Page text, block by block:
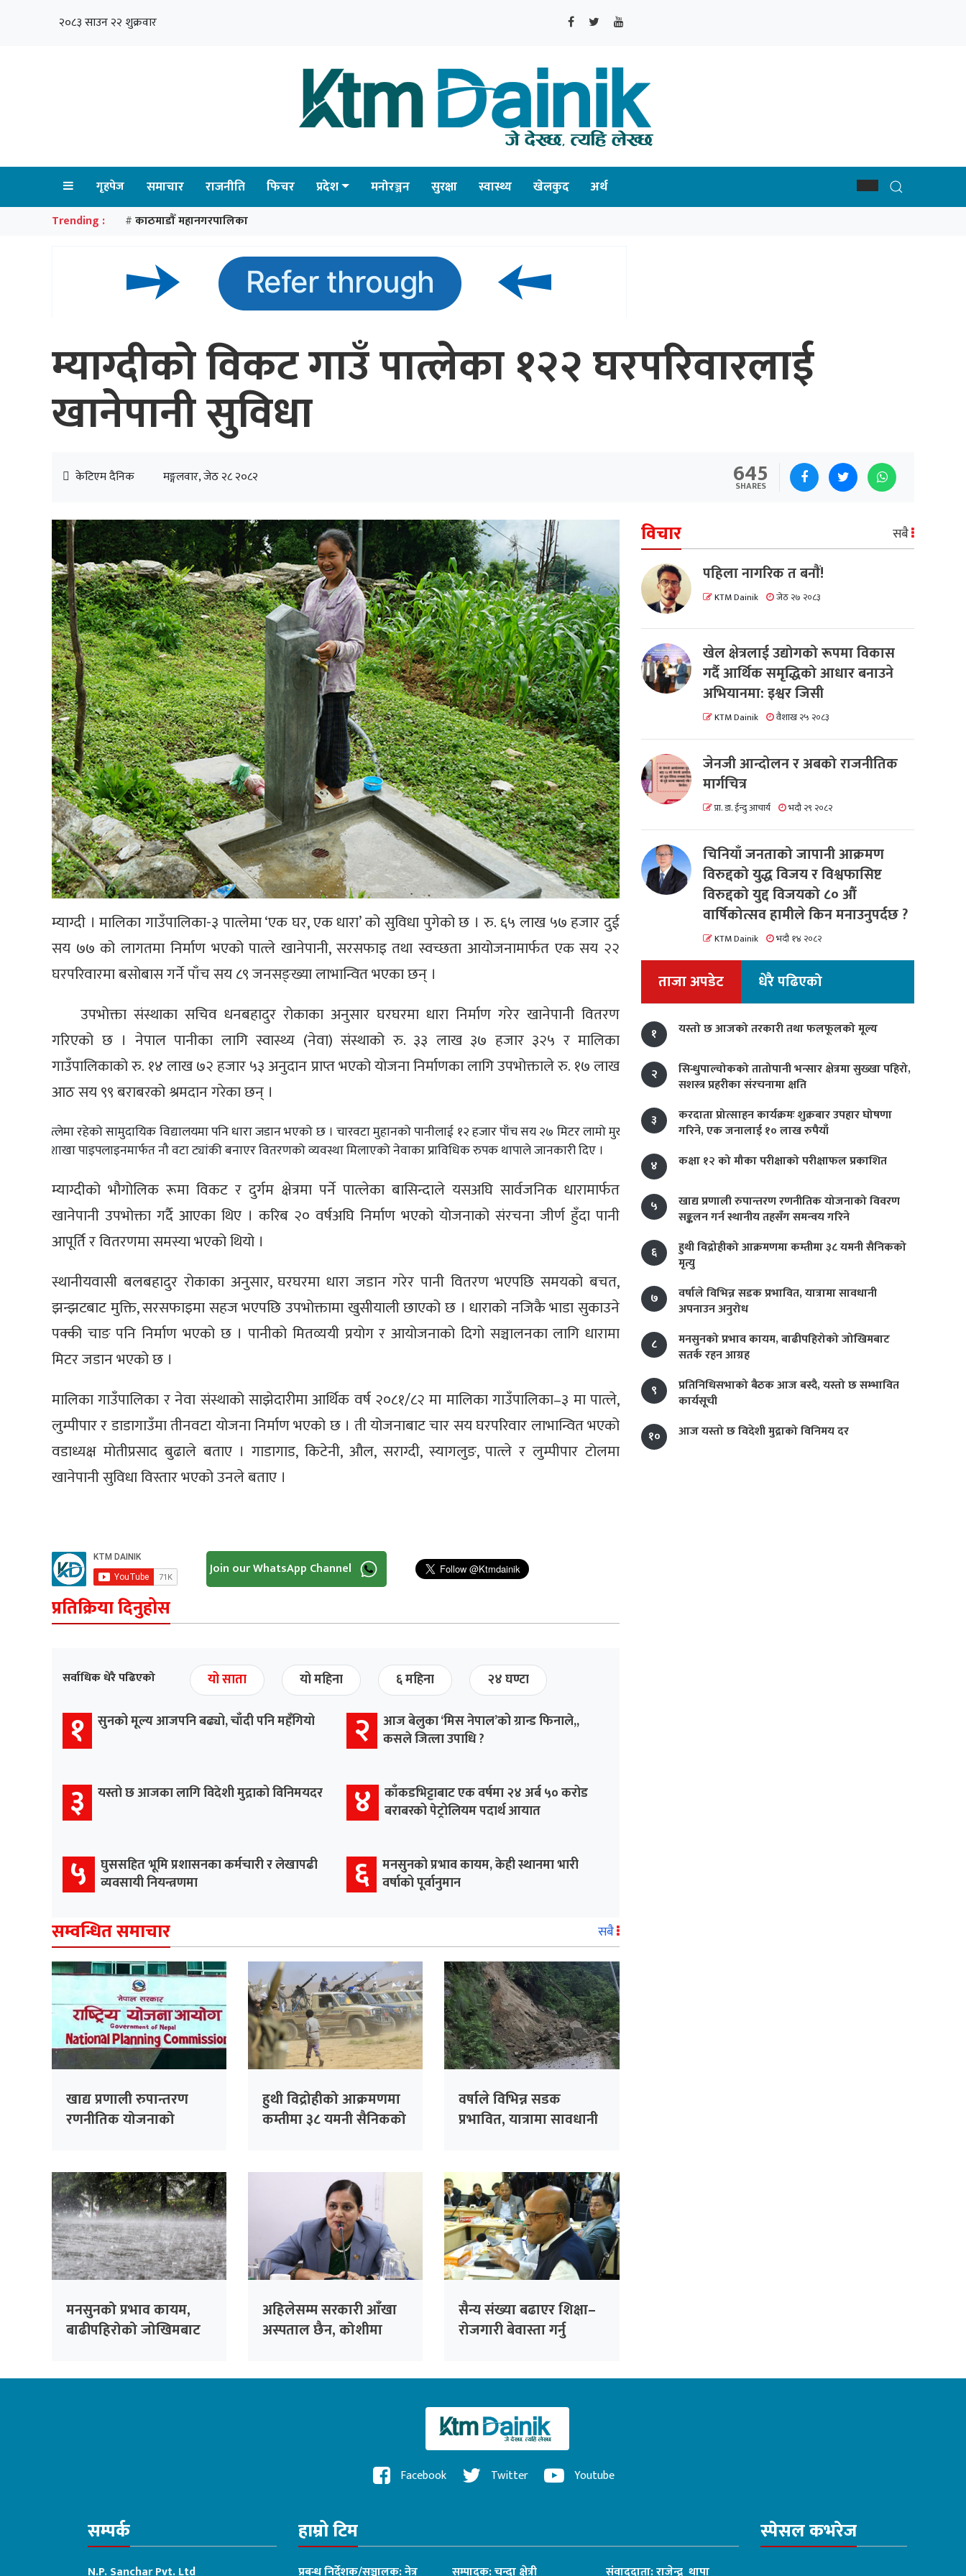
२०८३ साउन २२ शुक्रवार
गृहपेज समाचार राजनीति फिचर प्रदेश मनोरञ्जन सुरक्षा स्वास्थ्य खेलकुद अर्थ
Trending : # काठमाडौँ महानगरपालिका
म्याग्दीको विकट गाउँ पात्लेका १२२ घरपरिवारलाई
खानेपानी सुविधा
केटिएम दैनिक मङ्गलवार, जेठ २८ २०८२ 645
SHARES
म्याग्दी । मालिका गाउँपालिका-३ पात्लेमा ‘एक घर, एक धारा’ को सुविधा पुगेको छ । रु. ६५ लाख ५७ हजार दुई
सय ७७ को लागतमा निर्माण भएको पात्ले खानेपानी, सरसफाइ तथा स्वच्छता आयोजनामार्फत एक सय २२
घरपरिवारमा बसोबास गर्ने पाँच सय ८९ जनसङ्ख्या लाभान्वित भएका छन् ।
उपभोक्ता संस्थाका सचिव धनबहादुर रोकाका अनुसार घरघरमा धारा निर्माण गरेर खानेपानी वितरण
गरिएको छ । नेपाल पानीका लागि स्वास्थ्य (नेवा) संस्थाको रु. ३३ लाख ३७ हजार ३२५ र मालिका
गाउँपालिकाको रु. १४ लाख ७२ हजार ५३ अनुदान प्राप्त भएको योजना निर्माणका लागि उपभोक्ताले रु. १७ लाख
आठ सय ९९ बराबरको श्रमदान गरेका छन् ।
पात्लेमा रहेको सामुदायिक विद्यालयमा पनि धारा जडान भएको छ । चारवटा मुहानको पानीलाई १२ हजार पाँच सय २७ मिटर लामो मुख्य
र शाखा पाइपलाइनमार्फत नौ वटा ट्यांकी बनाएर वितरणको व्यवस्था मिलाएको नेवाका प्राविधिक रुपक थापाले जानकारी दिए ।
म्याग्दीको भौगोलिक रूमा विकट र दुर्गम क्षेत्रमा पर्ने पात्लेका बासिन्दाले यसअघि सार्वजनिक धारामार्फत
खानेपानी उपभोक्ता गर्दै आएका थिए । करिब २० वर्षअघि निर्माण भएको योजनाको संरचना जीर्ण हुँदा पानी
आपूर्ति र वितरणमा समस्या भएको थियो ।
स्थानीयवासी बलबहादुर रोकाका अनुसार, घरघरमा धारा जडान गरेर पानी वितरण भएपछि समयको बचत,
झन्झटबाट मुक्ति, सरसफाइमा सहज भएपछि उपभोक्तामा खुसीयाली छाएको छ । धाराको नजिकै भाडा सुकाउने
पक्की चाङ पनि निर्माण भएको छ । पानीको मितव्ययी प्रयोग र आयोजनाको दिगो सञ्चालनका लागि धारामा
मिटर जडान भएको छ ।
मालिका गाउँपालिका र नेवा संस्थाको साझेदारीमा आर्थिक वर्ष २०८१/८२ मा मालिका गाउँपालिका–३ मा पात्ले,
लुम्पीपार र डाडागाउँमा तीनवटा योजना निर्माण भएको छ । ती योजनाबाट चार सय घरपरिवार लाभान्वित भएको
वडाध्यक्ष मोतीप्रसाद बुढाले बताए । गाडागाड, किटेनी, औल, सराग्दी, स्यागलुङ, पात्ले र लुम्पीपार टोलमा
खानेपानी सुविधा विस्तार भएको उनले बताए ।
Join our WhatsApp Channel
प्रतिक्रिया दिनुहोस
सर्वाधिक धेरै पढिएको यो साता यो महिना ६ महिना २४ घण्टा
१ सुनको मूल्य आजपनि बढ्यो, चाँदी पनि महँगियो २
आज बेलुका ‘मिस नेपाल’को ग्रान्ड फिनाले,,
कसले जित्ला उपाधि ?
३ यस्तो छ आजका लागि विदेशी मुद्राको विनिमयदर ४
काँकडभिट्टाबाट एक वर्षमा २४ अर्ब ५० करोड
बराबरको पेट्रोलियम पदार्थ आयात
५
घुससहित भूमि प्रशासनका कर्मचारी र लेखापढी
व्यवसायी नियन्त्रणमा
६ मनसुनको प्रभाव कायम, केही स्थानमा भारी
वर्षाको पूर्वानुमान
सम्वन्धित समाचार सबै
खाद्य प्रणाली रुपान्तरण
रणनीतिक योजनाको
हुथी विद्रोहीको आक्रमणमा
कम्तीमा ३८ यमनी सैनिकको
वर्षाले विभिन्न सडक
प्रभावित, यात्रामा सावधानी
मनसुनको प्रभाव कायम,
बाढीपहिरोको जोखिमबाट
अहिलेसम्म सरकारी आँखा
अस्पताल छैन, कोशीमा
सैन्य संख्या बढाएर शिक्षा–
रोजगारी बेवास्ता गर्नु
विचार सबै
पहिला नागरिक त बनाैं!
KTM Dainik जेठ २७ २०८३
खेल क्षेत्रलाई उद्योगको रूपमा विकास
गर्दै आर्थिक समृद्धिको आधार बनाउने
अभियानमा: इश्वर जिसी
KTM Dainik वैशाख २५ २०८३
जेनजी आन्दोलन र अबको राजनीतिक
मार्गचित्र
प्रा. डा. ईन्दु आचार्य भदौ २९ २०८२
चिनियाँ जनताको जापानी आक्रमण
विरुद्दको युद्ध विजय र विश्वफासिष्ट
विरुद्दको युद्द विजयको ८० औं
वार्षिकोत्सव हामीले किन मनाउनुपर्दछ ?
KTM Dainik भदौ १४ २०८२
ताजा अपडेट धेरै पढिएको
१ यस्तो छ आजको तरकारी तथा फलफूलको मूल्य
२
सिन्धुपाल्चोकको तातोपानी भन्सार क्षेत्रमा सुख्खा पहिरो,
सशस्त्र प्रहरीका संरचनामा क्षति
३
करदाता प्रोत्साहन कार्यक्रमः शुक्रबार उपहार घोषणा
गरिने, एक जनालाई १० लाख रुपैयाँ
४
कक्षा १२ को मौका परीक्षाको परीक्षाफल प्रकाशित
५
खाद्य प्रणाली रुपान्तरण रणनीतिक योजनाको विवरण
सङ्कलन गर्न स्थानीय तहसँग समन्वय गरिने
६
हुथी विद्रोहीको आक्रमणमा कम्तीमा ३८ यमनी सैनिकको
मृत्यु
७
वर्षाले विभिन्न सडक प्रभावित, यात्रामा सावधानी
अपनाउन अनुरोध
८
मनसुनको प्रभाव कायम, बाढीपहिरोको जोखिमबाट
सतर्क रहन आग्रह
९
प्रतिनिधिसभाको बैठक आज बस्दै, यस्तो छ सम्भावित
कार्यसूची
१०
आज यस्तो छ विदेशी मुद्राको विनिमय दर
Facebook Twitter Youtube
सम्पर्क
N.P. Sanchar Pvt. Ltd
हाम्रो टिम
प्रबन्ध निर्देशक/सञ्चालक: नेत्र सम्पादक: चन्दा क्षेत्री संवाददाता: राजेन्द्र थापा
स्पेसल कभरेज